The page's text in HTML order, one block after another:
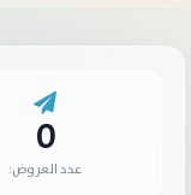
0
عدد العروض: